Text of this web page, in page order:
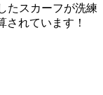
たスカーフが洗練
されています！